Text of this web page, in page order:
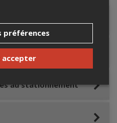
au stationnement
préférences
accepter